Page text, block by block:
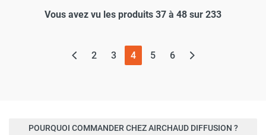
Vous avez vu les produits 37 à 48 sur 233
2 3 4(page actuelle)
5 6
POURQUOI COMMANDER CHEZ AIRCHAUD DIFFUSION ?